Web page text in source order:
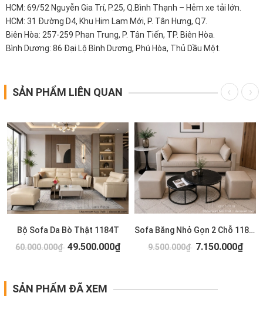
HCM: 69/52 Nguyễn Gia Trí, P.25, Q.Bình Thạnh – Hẻm xe tải lớn.
HCM: 31 Đường D4, Khu Him Lam Mới, P. Tân Hưng, Q7.
Biên Hòa: 257-259 Phan Trung, P. Tân Tiến, TP. Biên Hòa.
Bình Dương: 86 Đại Lộ Bình Dương, Phú Hòa, Thủ Dầu Một.
SẢN PHẨM LIÊN QUAN
Bộ Sofa Da Bò Thật 1184T
60.000.000₫ 49.500.000₫
Sofa Băng Nhỏ Gọn 2 Chỗ 1183T
9.500.000₫ 7.150.000₫
SẢN PHẨM ĐÃ XEM